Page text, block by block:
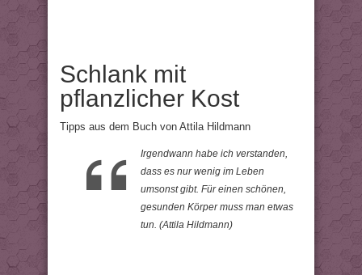
Schlank mit
pflanzlicher Kost
Tipps aus dem Buch von Attila Hildmann
Irgendwann habe ich verstanden,
dass es nur wenig im Leben
umsonst gibt. Für einen schönen,
gesunden Körper muss man etwas
tun. (Attila Hildmann)